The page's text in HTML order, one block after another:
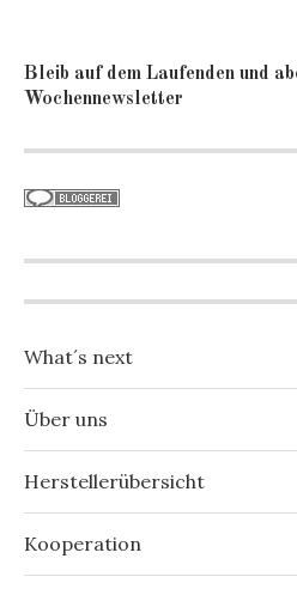
Bleib auf dem Laufenden und
Wochennewsletter
What´s next
Über uns
Herstellerübersicht
Kooperation